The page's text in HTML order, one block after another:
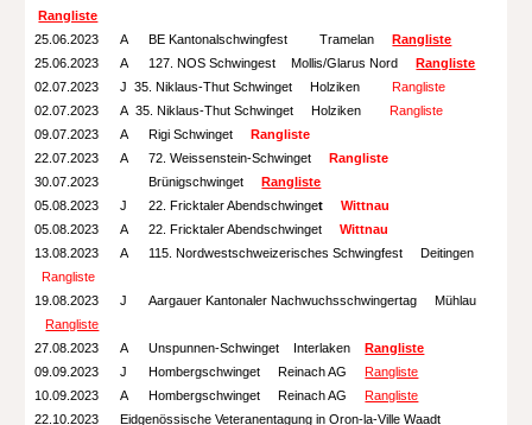
Rangliste
25.06.2023
A BE Kantonalschwingfest TramelanRangliste
25.06.2023
A 127. NOS Schwingest Mollis/Glarus NordRangliste
02.07.2023
J 35. Niklaus-Thut Schwinget Holziken
Rangliste
02.07.2023
A 35. Niklaus-Thut Schwinget Holziken
Rangliste
09.07.2023
A Rigi SchwingetRangliste
22.07.2023
A 72. Weissenstein-SchwingetRangliste
30.07.2023
BrünigschwingetRangliste
05.08.2023
J 22. Fricktaler Abendschwinget
Wittnau
05.08.2023
A 22. Fricktaler Abendschwinget Wittnau
13.08.2023
A
115. Nordwestschweizerisches Schwingfest Deitingen
Rangliste
19.08 .2023 J Aargauer Kantonaler NachwuchsschwingertagMühlau
Rangliste
27.08.2023
A Unspunnen-Schwinget InterlakenRangliste
09.09.2023
J Hombergschwinget Reinach AGRangliste
10.09.2023
A Hombergschwinget Reinach AGRangliste
22.10.2023
Eidgenössische Veteranentagung in Oron-la-Ville Waadt